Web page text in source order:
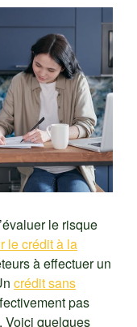
le risque
le crédit à la
à effectuer un
crédit sans
pas
Voici quelques